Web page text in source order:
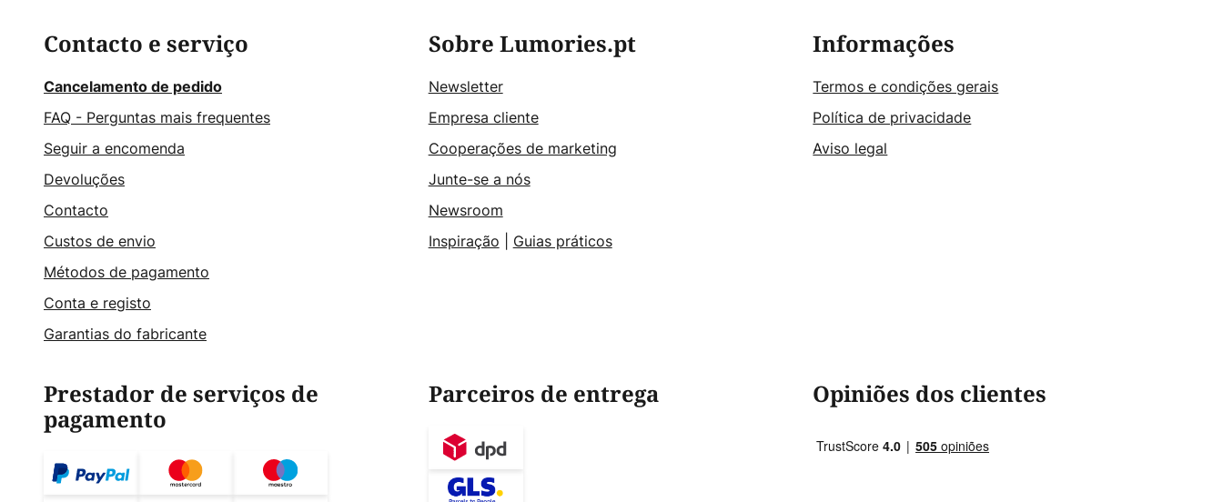
Contacto e serviço
Cancelamento de pedido
FAQ - Perguntas mais frequentes
Seguir a encomenda
Devoluções
Contacto
Custos de envio
Métodos de pagamento
Conta e registo
Garantias do fabricante
Sobre Lumories.pt
Newsletter
Empresa cliente
Cooperações de marketing
Junte-se a nós
Newsroom
Inspiração
Guias práticos
Informações
Termos e condições gerais
Política de privacidade
Aviso legal
Prestador de serviços de
pagamento
Parceiros de entrega Opiniões dos clientes